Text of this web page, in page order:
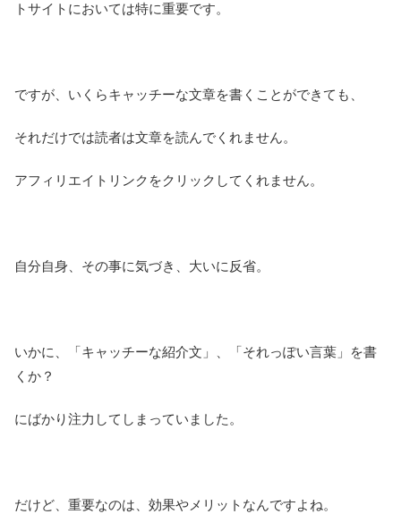
トサイトにおいては特に重要です。
ですが、いくらキャッチーな文章を書くことができても、
それだけでは読者は文章を読んでくれません。
アフィリエイトリンクをクリックしてくれません。
自分自身、その事に気づき、大いに反省。
いかに、「キャッチーな紹介文」、「それっぽい言葉」を書
くか？
にばかり注力してしまっていました。
だけど、重要なのは、効果やメリットなんですよね。